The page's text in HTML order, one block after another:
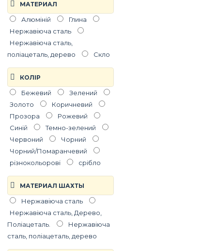
МАТЕРИАЛ
Алюміній
Глина
Нержавіюча сталь
Нержавіюча сталь,
поліацеталь, дерево
Скло
КОЛIР
Бежевий
Зелений
Золото
Коричневий
Прозора
Рожевий
Синій
Темно-зелений
Червоний
Чорний
Чорний/Помаранчевий
різнокольорові
срібло
МАТЕРИАЛ ШАХТЫ
Нержавіюча сталь
Нержавіюча сталь, Дерево,
Поліацеталь.
Нержавіюча
сталь, поліацеталь, дерево